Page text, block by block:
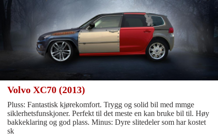
Volvo XC70 (2013)
Pluss: Fantastisk kjørekomfort. Trygg og solid bil med mmge
siklerhetsfunskjoner. Perfekt til det meste en kan bruke bil til. Høy
bakkeklaring og god plass. Minus: Dyre slitedeler som har kostet
sk